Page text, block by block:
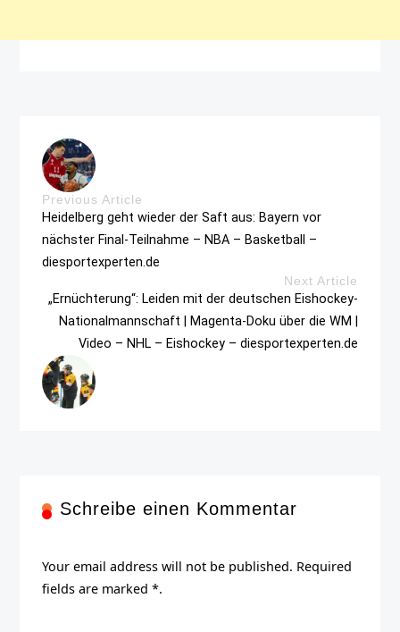
Previous Article
Heidelberg geht wieder der Saft aus: Bayern vor
nächster Final-Teilnahme – NBA – Basketball –
diesportexperten.de
Next Article
„Ernüchterung“: Leiden mit der deutschen Eishockey-
Nationalmannschaft | Magenta-Doku über die WM |
Video – NHL – Eishockey – diesportexperten.de
Schreibe einen Kommentar
Your email address will not be published. Required
fields are marked *.